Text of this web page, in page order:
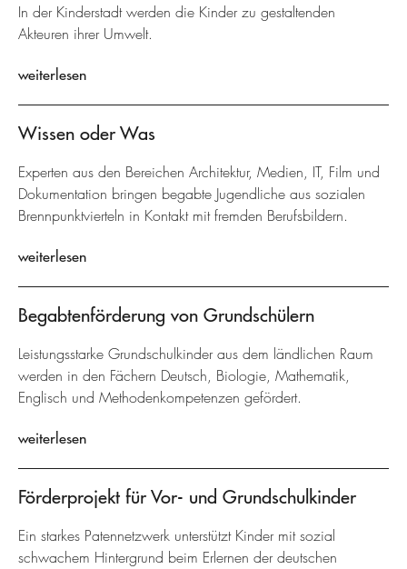
In der Kinderstadt werden die Kinder zu gestaltenden
Akteuren ihrer Umwelt.
weiterlesen
Wissen oder Was
Experten aus den Bereichen Architektur, Medien, IT, Film und
Dokumentation bringen begabte Jugendliche aus sozialen
Brennpunktvierteln in Kontakt mit fremden Berufsbildern.
weiterlesen
Begabtenförderung von Grundschülern
Leistungsstarke Grundschulkinder aus dem ländlichen Raum
werden in den Fächern Deutsch, Biologie, Mathematik,
Englisch und Methodenkompetenzen gefördert.
weiterlesen
Förderprojekt für Vor- und Grundschulkinder
Ein starkes Patennetzwerk unterstützt Kinder mit sozial
schwachem Hintergrund beim Erlernen der deutschen